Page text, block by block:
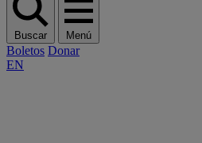
Buscar Menú
Boletos Donar
EN